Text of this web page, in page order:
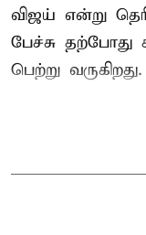
விஜய் என்று
பேச்சு
பெற்று வருகிறது.